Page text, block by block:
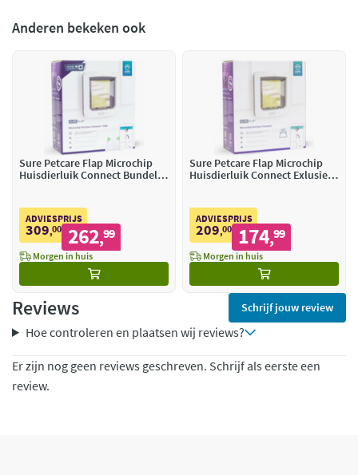
Anderen bekeken ook
Sure Petcare Flap Microchip
Huisdierluik Connect Bundel
ADVIESPRIJS
309,00 262,99
Morgen in huis
Sure Petcare Flap Microchip
Huisdierluik Connect Exlusief
ADVIESPRIJS
209,00 174,99
Morgen in huis
Reviews Schrijf jouw review
Hoe controleren en plaatsen wij reviews?
Er zijn nog geen reviews geschreven. Schrijf als eerste een
review.